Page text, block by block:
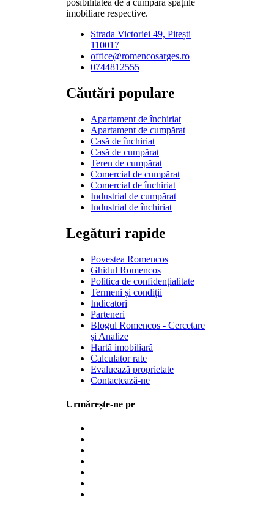
posibilitatea de a cumpăra spațiile
imobiliare respective.
Strada Victoriei 49, Pitești
110017
office@romencosarges.ro
0744812555
Căutări populare
Apartament de închiriat
Apartament de cumpărat
Casă de închiriat
Casă de cumpărat
Teren de cumpărat
Comercial de cumpărat
Comercial de închiriat
Industrial de cumpărat
Industrial de închiriat
Legături rapide
Povestea Romencos
Ghidul Romencos
Politica de confidențialitate
Termeni și condiții
Indicatori
Parteneri
Blogul Romencos - Cercetare
și Analize
Hartă imobiliară
Calculator rate
Evaluează proprietate
Contactează-ne
Urmărește-ne pe